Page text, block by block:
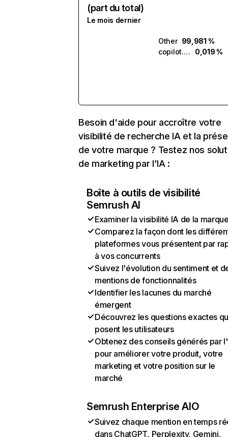
(part du total)
Le mois dernier
Other 99,981 %
copilot.microsoft.com
0,019 %
Besoin d'aide pour accroître votre
visibilité de recherche IA et la
de votre marque ? Testez nos
de marketing par l'IA :
Boîte à outils de visibilité
Semrush AI
Examiner la visibilité IA de la
Comparez la façon dont les
plateformes vous présentent par
à vos concurrents
Suivez l'évolution du sentiment et
mentions de fonctionnalités
Identifier les lacunes du marché
émergent
Découvrez les questions exactes
posent les utilisateurs
Obtenez des conseils générés par
pour améliorer votre produit, votre
marketing et votre position sur le
marché
Semrush Enterprise AIO
Suivez chaque mention en temps
dans ChatGPT, Perplexity, Gemini,